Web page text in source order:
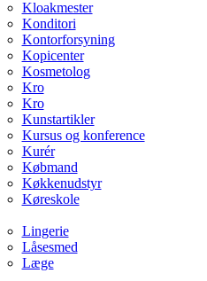
Kloakmester
Konditori
Kontorforsyning
Kopicenter
Kosmetolog
Kro
Kro
Kunstartikler
Kursus og konference
Kurér
Købmand
Køkkenudstyr
Køreskole
Lingerie
Låsesmed
Læge